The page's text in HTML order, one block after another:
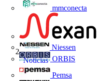
mmconecta
Niessen
ORBIS
Pemsa
Noticias